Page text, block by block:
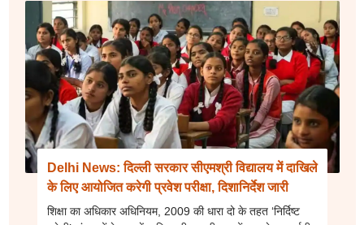
Delhi News: दिल्ली सरकार सीएमश्री विद्यालय में दाखिले
के लिए आयोजित करेगी प्रवेश परीक्षा, दिशानिर्देश जारी
शिक्षा का अधिकार अधिनियम, 2009 की धारा दो के तहत ‘निर्दिष्ट